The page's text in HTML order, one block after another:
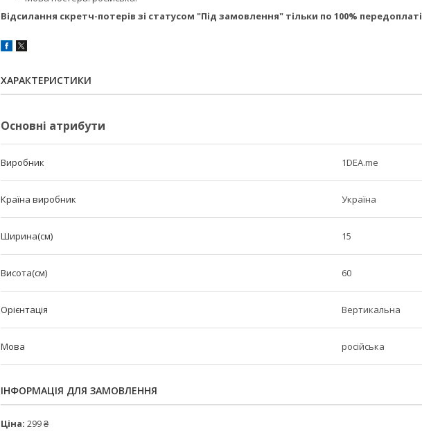
Відсилання скретч-потерів зі статусом "Під замовлення" тільки по 100%
ХАРАКТЕРИСТИКИ
Основні атрибути
Виробник 1DEA.me
Країна виробник Україна
Ширина(см) 15
Висота(см) 60
Орієнтація Вертикальна
Мова російська
ІНФОРМАЦІЯ ДЛЯ ЗАМОВЛЕННЯ
Ціна: 299 ₴